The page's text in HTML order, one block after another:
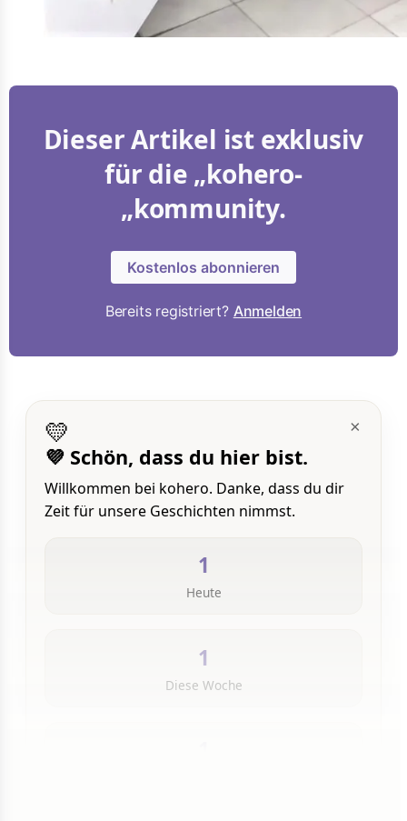
Dieser Artikel ist exklusiv
für die „kohero-
„kommunity.
Kostenlos abonnieren
Bereits registriert? Anmelden
×
💛
💜 Schön, dass du hier bist.
Willkommen bei kohero. Danke, dass du dir
Zeit für unsere Geschichten nimmst.
1
Heute
1
Diese Woche